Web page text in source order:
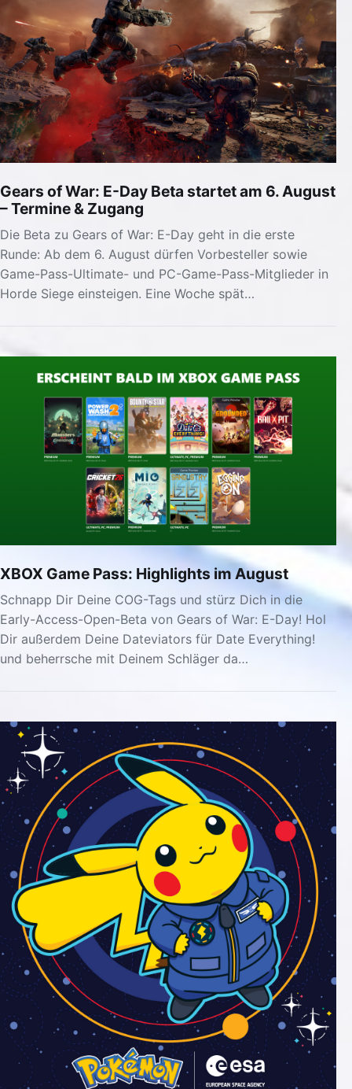
Gears of War: E-Day Beta startet am 6. August
– Termine & Zugang
Die Beta zu Gears of War: E-Day geht in die erste
Runde: Ab dem 6. August dürfen Vorbesteller sowie
Game-Pass-Ultimate- und PC-Game-Pass-Mitglieder in
Horde Siege einsteigen. Eine Woche spät…
XBOX Game Pass: Highlights im August
Schnapp Dir Deine COG-Tags und stürz Dich in die
Early-Access-Open-Beta von Gears of War: E-Day! Hol
Dir außerdem Deine Dateviators für Date Everything!
und beherrsche mit Deinem Schläger da…